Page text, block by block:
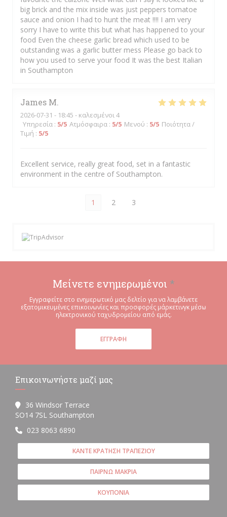
big brick and the mix inside was just peppers tomatoe
sauce and onion I had to hunt the meat !!!! I am very
sorry I have to write this but what has happened to your
food Even the cheese garlic bread which used to be
outstanding was a garlic butter mess Please go back to
how you used to serve your food It was the best Italian
in Southampton
James M
2026-07-31 - 18:45 - καλεσμένοι 4
Υπηρεσία : 5/5 Ατμόσφαιρα : 5/5 Μενού : 5/5 Ποιότητα /
Τιμή : 5/5
Excellent service, really great food, set in a fantastic
environment in the centre of Southampton.
1 2 3
Μείνετε ενημερωμένοι *
Εγγραφείτε στο ενημερωτικό μας δελτίο για να λαμβάνετε
εξατομικευμένες επικοινωνίες και προσφορές μάρκετινγκ μέσω
ηλεκτρονικού ταχυδρομείου από εμάς.
ΕΓΓΡΑΦΉ
Επικοινωνήστε μαζί μας
36 Windsor Terrace
SO14 7SL Southampton
023 8063 6890
ΚΆΝΤΕ ΚΡΆΤΗΣΗ ΤΡΑΠΕΖΙΟΎ
ΠΑΊΡΝΩ ΜΑΚΡΙΆ
ΚΟΥΠΌΝΙΑ